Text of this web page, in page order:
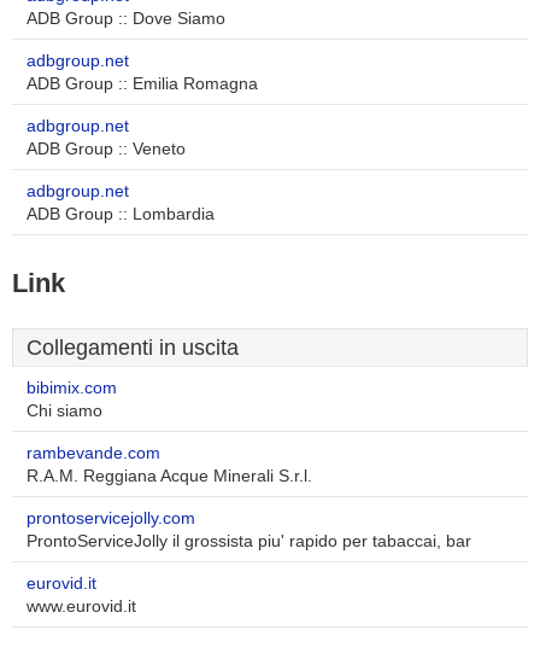
ADB Group :: Dove Siamo
adbgroup.net
ADB Group :: Emilia Romagna
adbgroup.net
ADB Group :: Veneto
adbgroup.net
ADB Group :: Lombardia
Link
Collegamenti in uscita
bibimix.com
Chi siamo
rambevande.com
R.A.M. Reggiana Acque Minerali S.r.l.
prontoservicejolly.com
ProntoServiceJolly il grossista piu' rapido per tabaccai, bar
eurovid.it
www.eurovid.it